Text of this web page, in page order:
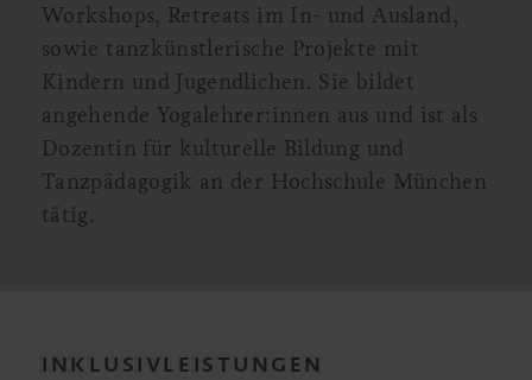
Workshops, Retreats im In- und Ausland,
sowie tanzkünstlerische Projekte mit
Kindern und Jugendlichen. Sie bildet
angehende Yogalehrer:innen aus und ist als
Dozentin für kulturelle Bildung und
Tanzpädagogik an der Hochschule München
tätig.
INKLUSIVLEISTUNGEN